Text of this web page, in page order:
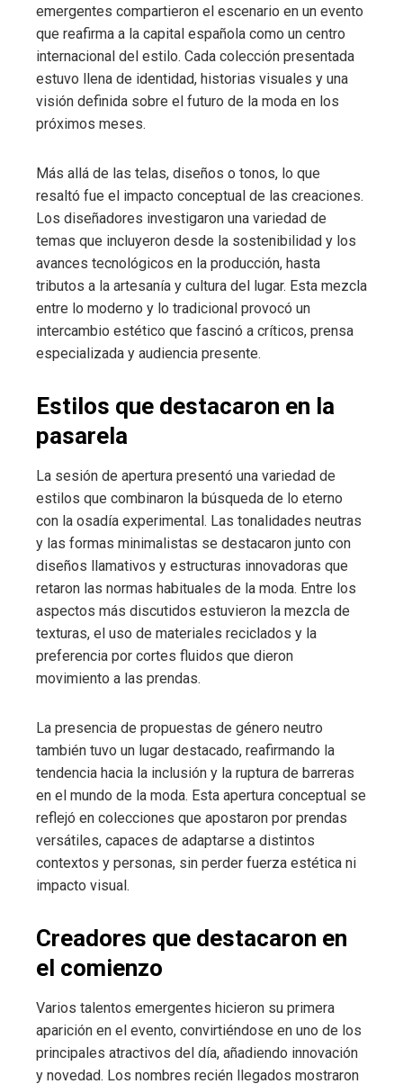
emergentes compartieron el escenario en un evento
que reafirma a la capital española como un centro
internacional del estilo. Cada colección presentada
estuvo llena de identidad, historias visuales y una
visión definida sobre el futuro de la moda en los
próximos meses.
Más allá de las telas, diseños o tonos, lo que
resaltó fue el impacto conceptual de las creaciones.
Los diseñadores investigaron una variedad de
temas que incluyeron desde la sostenibilidad y los
avances tecnológicos en la producción, hasta
tributos a la artesanía y cultura del lugar. Esta mezcla
entre lo moderno y lo tradicional provocó un
intercambio estético que fascinó a críticos, prensa
especializada y audiencia presente.
Estilos que destacaron en la
pasarela
La sesión de apertura presentó una variedad de
estilos que combinaron la búsqueda de lo eterno
con la osadía experimental. Las tonalidades neutras
y las formas minimalistas se destacaron junto con
diseños llamativos y estructuras innovadoras que
retaron las normas habituales de la moda. Entre los
aspectos más discutidos estuvieron la mezcla de
texturas, el uso de materiales reciclados y la
preferencia por cortes fluidos que dieron
movimiento a las prendas.
La presencia de propuestas de género neutro
también tuvo un lugar destacado, reafirmando la
tendencia hacia la inclusión y la ruptura de barreras
en el mundo de la moda. Esta apertura conceptual se
reflejó en colecciones que apostaron por prendas
versátiles, capaces de adaptarse a distintos
contextos y personas, sin perder fuerza estética ni
impacto visual.
Creadores que destacaron en
el comienzo
Varios talentos emergentes hicieron su primera
aparición en el evento, convirtiéndose en uno de los
principales atractivos del día, añadiendo innovación
y novedad. Los nombres recién llegados mostraron